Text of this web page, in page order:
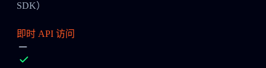
SDK）
即时 API 访问